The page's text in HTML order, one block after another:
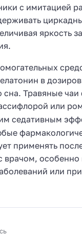
с имитацией
яркость
в
Травяные чаи
или
седативным
применять
врачом,
или